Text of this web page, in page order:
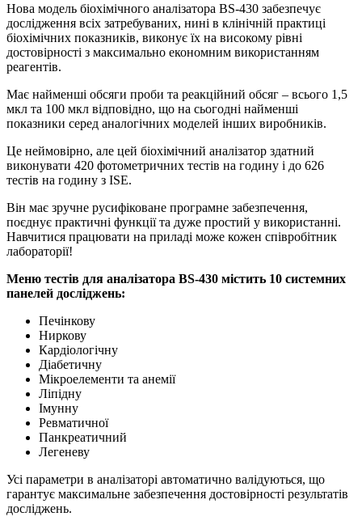
Нова модель біохімічного аналізатора BS-430 забезпечує
дослідження всіх затребуваних, нині в клінічній практиці
біохімічних показників, виконує їх на високому рівні
достовірності з максимально економним використанням
реагентів.
Має найменші обсяги проби та реакційний обсяг – всього 1,5
мкл та 100 мкл відповідно, що на сьогодні найменші
показники серед аналогічних моделей інших виробників.
Це неймовірно, але цей біохімічний аналізатор здатний
виконувати 420 фотометричних тестів на годину і до 626
тестів на годину з ISE.
Він має зручне русифіковане програмне забезпечення,
поєднує практичні функції та дуже простий у використанні.
Навчитися працювати на приладі може кожен співробітник
лабораторії!
Меню тестів для аналізатора BS-430 містить 10 системних
панелей досліджень:
Печінкову
Ниркову
Кардіологічну
Діабетичну
Мікроелементи та анемії
Ліпідну
Імунну
Ревматичної
Панкреатичний
Легеневу
Усі параметри в аналізаторі автоматично валідуються, що
гарантує максимальне забезпечення достовірності результатів
досліджень.